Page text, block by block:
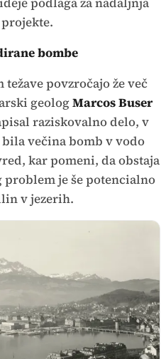
bombe
težave povzročajo že več
geologMarcos Buser
raziskovalno delo, v
večina bomb v vodo
kar pomeni, da obstaja
je še potencialno
v jezerih.